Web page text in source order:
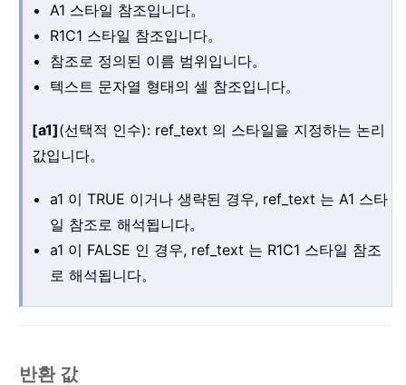
A1 스타일 참조입니다。
R1C1 스타일 참조입니다。
참조로 정의된 이름 범위입니다。
텍스트 문자열 형태의 셀 참조입니다。
[a1](선택적 인수): ref_text 의 스타일을 지정하는 논리
값입니다。
a1 이 TRUE 이거나 생략된 경우, ref_text 는 A1 스타
일 참조로 해석됩니다。
a1 이 FALSE 인 경우, ref_text 는 R1C1 스타일 참조
로 해석됩니다。
반환 값